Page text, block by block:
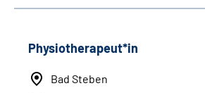
Physiotherapeut*in
Bad Steben